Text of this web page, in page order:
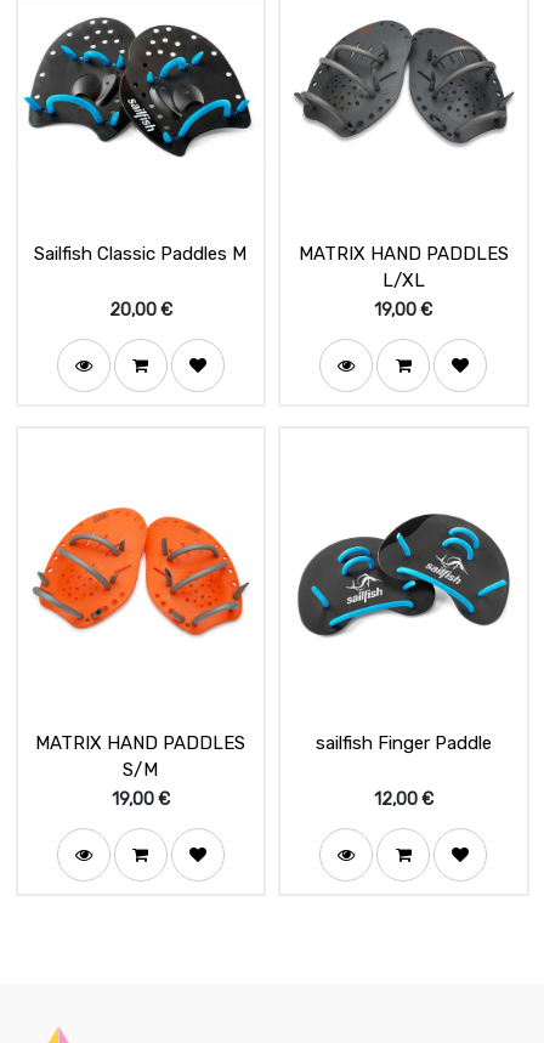
Sailfish Classic Paddles M
20,00€
MATRIX HAND PADDLES
L/XL
19,00€
MATRIX HAND PADDLES
S/M
19,00€
sailfish Finger Paddle
12,00€